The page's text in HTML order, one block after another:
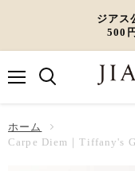
ジアス
500
ー
ホーム
Carpe Diem｜Tiffany's